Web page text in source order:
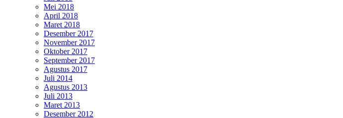
Mei 2018
April 2018
Maret 2018
Desember 2017
November 2017
Oktober 2017
September 2017
Agustus 2017
Juli 2014
Agustus 2013
Juli 2013
Maret 2013
Desember 2012